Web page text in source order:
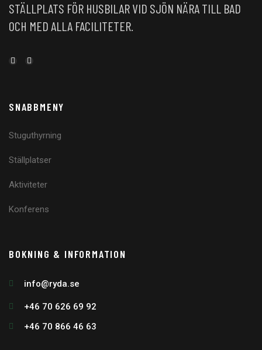
STÄLLPLATS FÖR HUSBILAR VID SJÖN NÄRA TILL BAD
OCH MED ALLA FACILITETER.
SNABBMENY
Stuguthyrning
Ställplatser
Aktiviteter
Konferens
BOKNING & INFORMATION
info@ryda.se
+46 70 626 69 92
+46 70 866 46 63